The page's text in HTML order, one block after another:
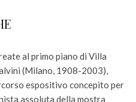
al primo piano di Villa
(Milano, 1908-2003),
espositivo concepito per
assoluta della mostra